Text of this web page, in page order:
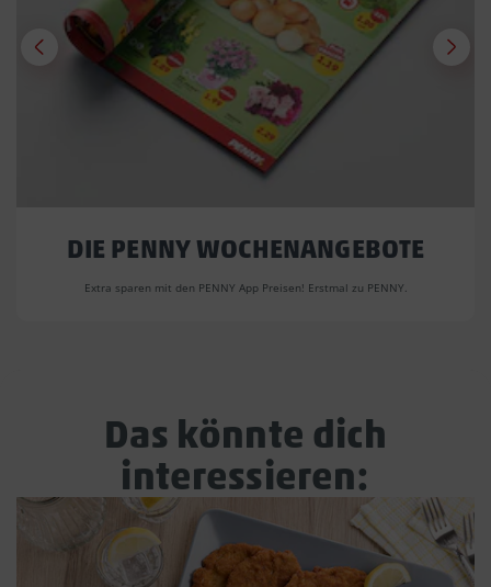
DIE PENNY WOCHENANGEBOTE
Extra sparen mit den PENNY App Preisen! Erstmal zu PENNY.
Das könnte dich
interessieren: